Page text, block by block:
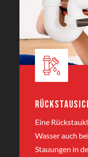
Eine
Wasser auch
Stauungen in